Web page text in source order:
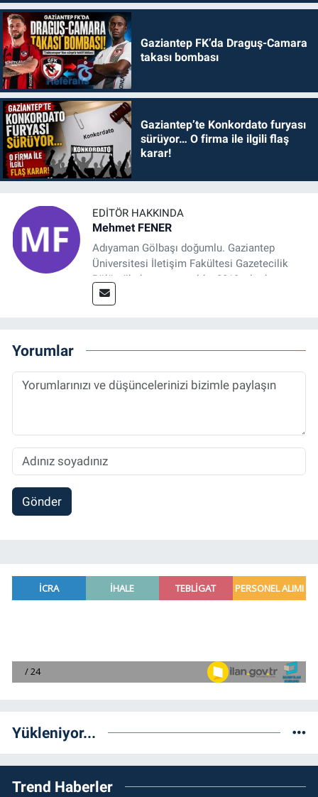
Gaziantep FK’da Draguş-Camara
takası bombası
Gaziantep’te Konkordato furyası
sürüyor… O firma ile ilgili flaş
karar!
EDITÖR HAKKINDA
Mehmet FENER
Adıyaman Gölbaşı doğumlu. Gaziantep
Üniversitesi İletişim Fakültesi Gazetecilik
Bölümü’nden mezun oldu. 2019 yılında
başladığı gazetecilik mesleğinde, muhabir,
Sorumlu Haber Editörü' olarak devam
etmektedir.
Yorumlar
Gönder
Yükleniyor...
Trend Haberler